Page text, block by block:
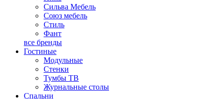
Сильва Мебель
Союз мебель
Стиль
Фант
все бренды
Гостиные
Модульные
Стенки
Тумбы ТВ
Журнальные столы
Спальни